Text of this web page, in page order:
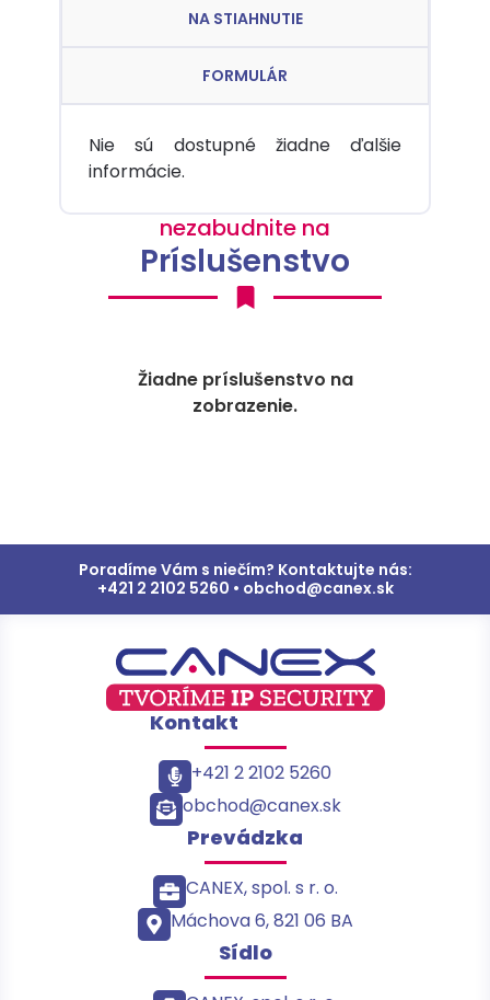
NA STIAHNUTIE
FORMULÁR
Nie sú dostupné žiadne ďalšie
informácie.
nezabudnite na
Príslušenstvo
Žiadne príslušenstvo na
zobrazenie.
Poradíme Vám s niečím? Kontaktujte nás:
+421 2 2102 5260 • obchod@canex.sk
Kontakt
+421 2 2102 5260
obchod@canex.sk
Prevádzka
CANEX, spol. s r. o.
Máchova 6, 821 06 BA
Sídlo